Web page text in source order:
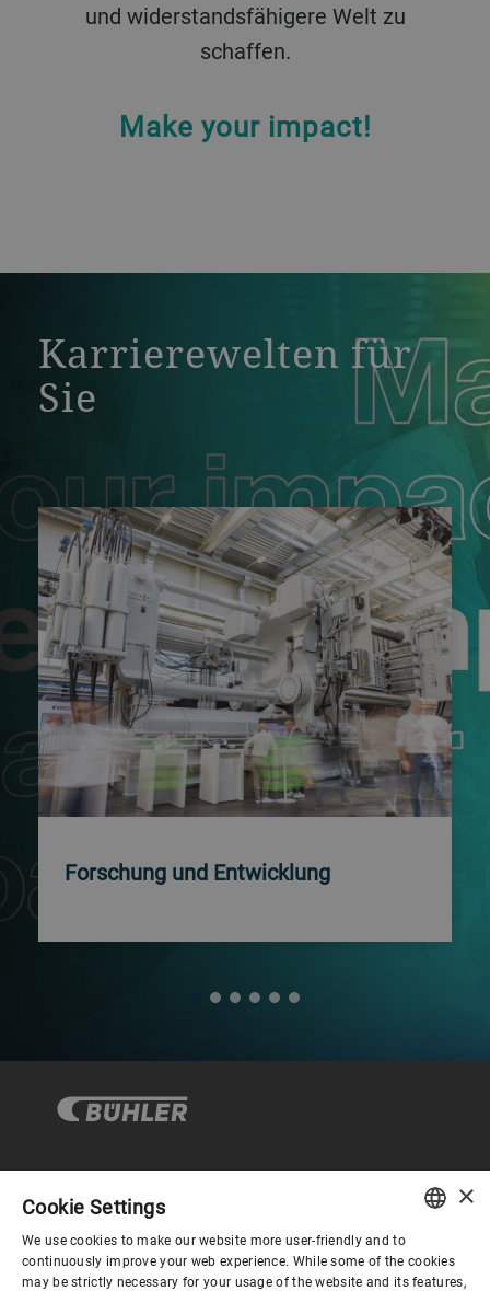
und widerstandsfähigere Welt zu
schaffen.
Make your impact!
Karrierewelten für
Sie
Forschung und Entwicklung
Corporate Governance
Über Bühler
ENGLISH
×
Cookie Settings
We use cookies to make our website more user-friendly and to
continuously improve your web experience. While some of the cookies
may be strictly necessary for your usage of the website and its features,